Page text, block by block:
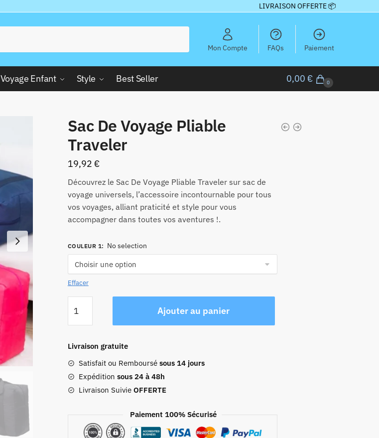
LIVRAISON OFFERTE 📦
Mon Compte FAQs Paiement
Enfant Style Best Seller 0,00 € 0
Sac De Voyage Pliable
Traveler
19,92 €
Découvrez le Sac De Voyage Pliable Traveler sur sac de
voyage universels, l’accessoire incontournable pour tous
vos voyages, alliant praticité et style pour vous
accompagner dans toutes vos aventures !.
COULEUR 1: No selection
Effacer
de
Sac
Voyage
Pliable
Traveler
Ajouter au panier
Livraison gratuite
Satisfait ou Remboursé sous 14 jours
Expédition sous 24 à 48h
Livraison Suivie OFFERTE
Paiement 100% Sécurisé